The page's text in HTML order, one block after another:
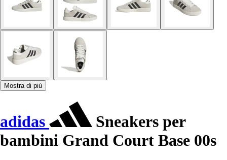
Mostra di più
adidas
Sneakers per
bambini Grand Court Base 00s